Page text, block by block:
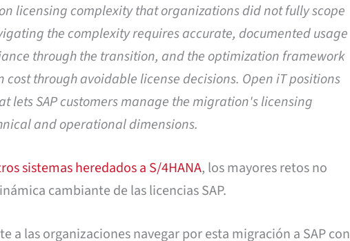
licensing complexity that organizations did not fully scope
the complexity requires accurate, documented usage
through the transition, and the optimization framework
through avoidable license decisions. Open iT positions
lets SAP customers manage the migration's licensing
and operational dimensions.
sistemas heredados a S/4HANA, los mayores retos no
cambiante de las licencias SAP.
a las organizaciones navegar por esta migración a SAP con